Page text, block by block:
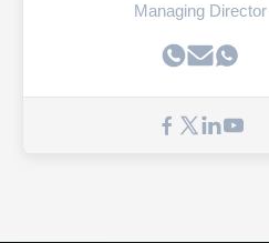
Managing Director